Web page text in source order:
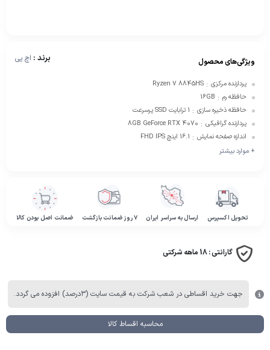
برند : اچ پی ویژگی‌های محصول
پردازنده مرکزی :
Ryzen 7 8845HS
حافظه رم :
16GB
حافظه ذخیره سازی : 1 ترابایت SSD پرسرعت
پردازنده گرافیکی : 8GB GeForce RTX ۴۰۷۰
اندازه صفحه نمایش : 16.1 اینچ FHD IPS
+ موارد بیشتر
تحویل اکسپرس ارسال به سراسر ایران ۷ روز ضمانت بازگشت ضمانت اصل بودن کالا
گارانتی :18 ماهه شرکتی
جهت خرید اقساطی در شعب شرکت به قیمت سایت (۳درصد) افزوده می گردد.
محاسبه اقساط کالا